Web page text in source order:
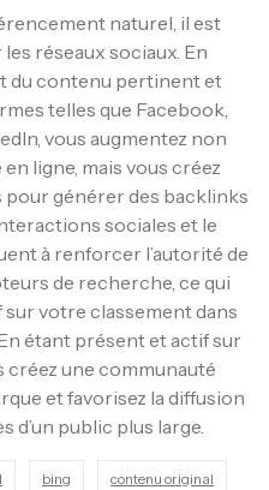
naturel, il est
réseaux sociaux. En
du contenu pertinent et
telles que Facebook,
vous augmentez non
ligne, mais vous créez
générer des backlinks
sociales et le
à renforcer l’autorité de
de recherche, ce qui
votre classement dans
étant présent et actif sur
créez une communauté
et favorisez la diffusion
d’un public plus large.
bing contenu original